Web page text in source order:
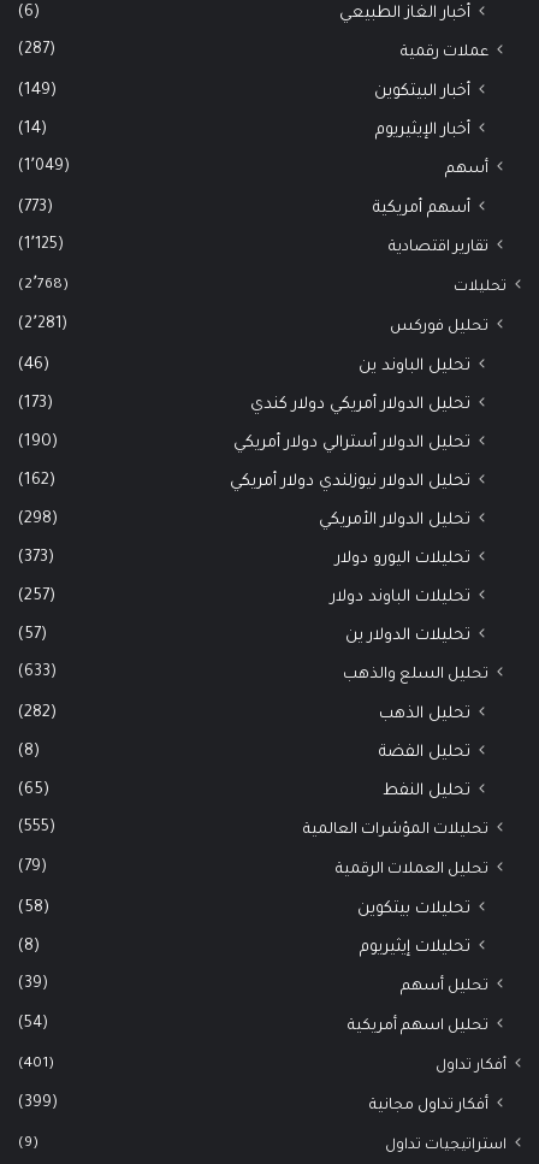
أخبار الغاز الطبيعي (6)
عملات رقمية (287)
أخبار البيتكوين (149)
أخبار الإيثيريوم (14)
أسهم (1٬049)
أسهم أمريكية (773)
تقارير اقتصادية (1٬125)
تحليلات (2٬768)
تحليل فوركس (2٬281)
تحليل الباوند ين (46)
تحليل الدولار أمريكي دولار كندي (173)
تحليل الدولار أسترالي دولار أمريكي (190)
تحليل الدولار نيوزلندي دولار أمريكي (162)
تحليل الدولار الأمريكي (298)
تحليلات اليورو دولار (373)
تحليلات الباوند دولار (257)
تحليلات الدولار ين (57)
تحليل السلع والذهب (633)
تحليل الذهب (282)
تحليل الفضة (8)
تحليل النفط (65)
تحليلات المؤشرات العالمية (555)
تحليل العملات الرقمية (79)
تحليلات بيتكوين (58)
تحليلات إيثيريوم (8)
تحليل أسهم (39)
تحليل اسهم أمريكية (54)
أفكار تداول (401)
أفكار تداول مجانية (399)
استراتيجيات تداول (9)